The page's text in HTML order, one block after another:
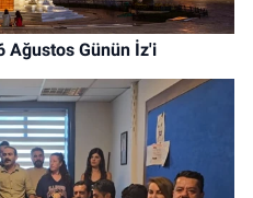
Ağustos Günün İz'i